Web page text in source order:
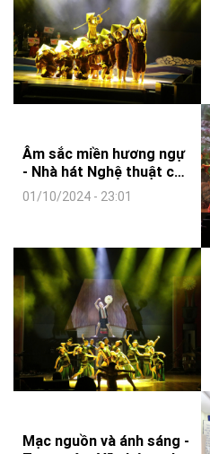
Âm sắc miền hương ngự
- Nhà hát Nghệ thuật ca
kịch Huế - LIÊN HOAN CA
MÚA NHẠC TOÀN QUỐC
01/10/2024 - 23:01
Mạc nguồn và ánh sáng -